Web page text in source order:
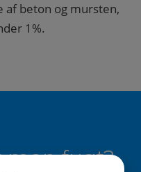
af beton og mursten,
1%.
man fugt?